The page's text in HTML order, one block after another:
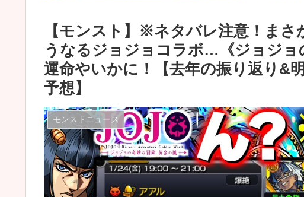
【モンスト】※ネタバレ注意！ま
うなるジョジョコラボ…《ジョジョ
運命やいかに！【去年の振り返り&
予想】
モンストニュース